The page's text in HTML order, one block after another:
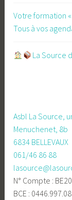
Votre formation
Tous à vos
​La Source
Asbl La Source,
Menuchenet, 8b
6834 BELLEVAUX
061/46 86 88
N° Compte :
BCE :